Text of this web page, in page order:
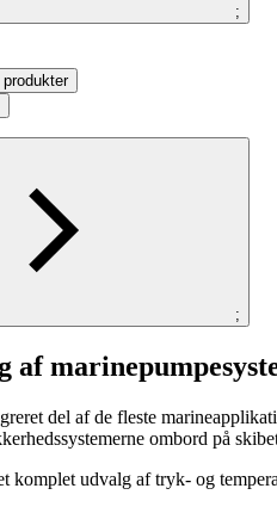
;
produkter
;
af
del af de fleste
ombord på
komplet udvalg af tryk- og